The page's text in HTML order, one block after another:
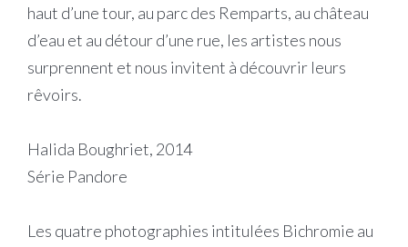
haut d’une tour, au parc des Remparts, au château
d’eau et au détour d’une rue, les artistes nous
surprennent et nous invitent à découvrir leurs
rêvoirs.
Halida Boughriet, 2014
Série Pandore
Les quatre photographies intitulées Bichromie au